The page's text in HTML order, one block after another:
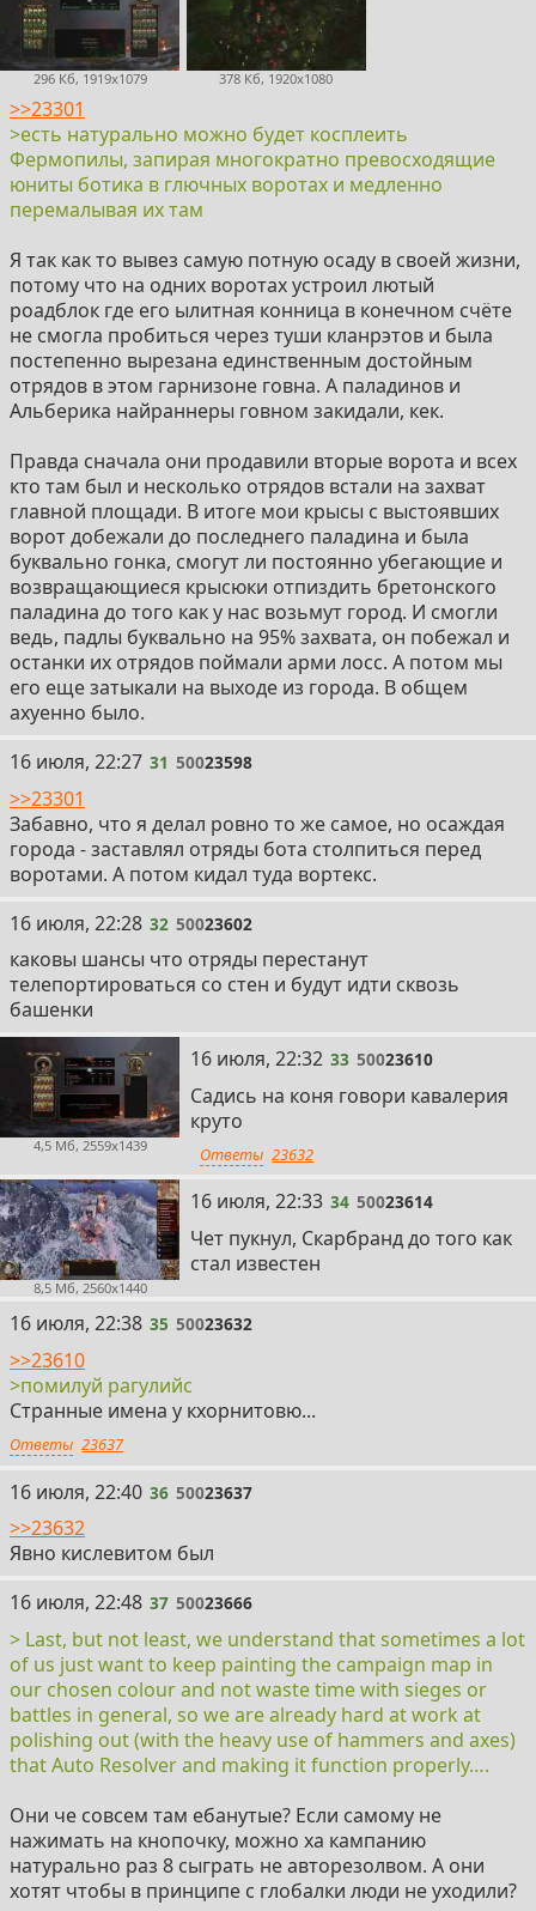
296 Кб, 1919x1079 378 Кб, 1920x1080
>>23301
>есть натурально можно будет косплеить
Фермопилы, запирая многократно превосходящие
юниты ботика в глючных воротах и медленно
перемалывая их там
Я так как то вывез самую потную осаду в своей жизни,
потому что на одних воротах устроил лютый
роадблок где его ылитная конница в конечном счёте
не смогла пробиться через туши кланрэтов и была
постепенно вырезана единственным достойным
отрядов в этом гарнизоне говна. А паладинов и
Альберика найраннеры говном закидали, кек.
Правда сначала они продавили вторые ворота и всех
кто там был и несколько отрядов встали на захват
главной площади. В итоге мои крысы с выстоявших
ворот добежали до последнего паладина и была
буквально гонка, смогут ли постоянно убегающие и
возвращающиеся крысюки отпиздить бретонского
паладина до того как у нас возьмут город. И смогли
ведь, падлы буквально на 95% захвата, он побежал и
останки их отрядов поймали арми лосс. А потом мы
его еще затыкали на выходе из города. В общем
ахуенно было.
31
16 июля, 22:27 31 50023598
>>23301
Забавно, что я делал ровно то же самое, но осаждая
города - заставлял отряды бота столпиться перед
воротами. А потом кидал туда вортекс.
32
16 июля, 22:28 32 50023602
каковы шансы что отряды перестанут
телепортироваться со стен и будут идти сквозь
башенки
4,5 Мб, 2559x1439
33
16 июля, 22:32 33 50023610
Садись на коня говори кавалерия
круто
Ответы 23632
8,5 Мб, 2560x1440
34
16 июля, 22:33 34 50023614
Чет пукнул, Скарбранд до того как
стал известен
35
16 июля, 22:38 35 50023632
>>23610
>помилуй рагулийс
Странные имена у кхорнитовю...
Ответы 23637
36
16 июля, 22:40 36 50023637
>>23632
Явно кислевитом был
37
16 июля, 22:48 37 50023666
> Last, but not least, we understand that sometimes a lot
of us just want to keep painting the campaign map in
our chosen colour and not waste time with sieges or
battles in general, so we are already hard at work at
polishing out (with the heavy use of hammers and axes)
that Auto Resolver and making it function properly….
Они че совсем там ебанутые? Если самому не
нажимать на кнопочку, можно ха кампанию
натурально раз 8 сыграть не авторезолвом. А они
хотят чтобы в принципе с глобалки люди не уходили?